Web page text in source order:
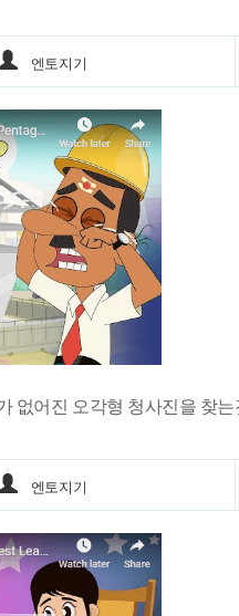
엔토지기
없어진 오각형 청사진을 찾
엔토지기